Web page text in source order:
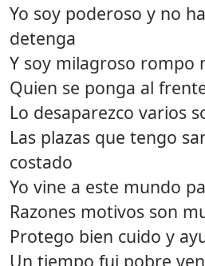
Yo soy poderoso y no
detenga
Y soy milagroso rompo
Quien se ponga al
Lo desaparezco varios
Las plazas que tengo
costado
Yo vine a este mundo
Razones motivos son
Protego bien cuido y
Un tiempo fui pobre